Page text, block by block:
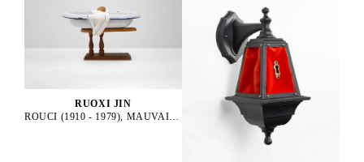
RUOXI JIN
ROUCI (1910 - 1979), MAUVAISE MÈRE, 2025